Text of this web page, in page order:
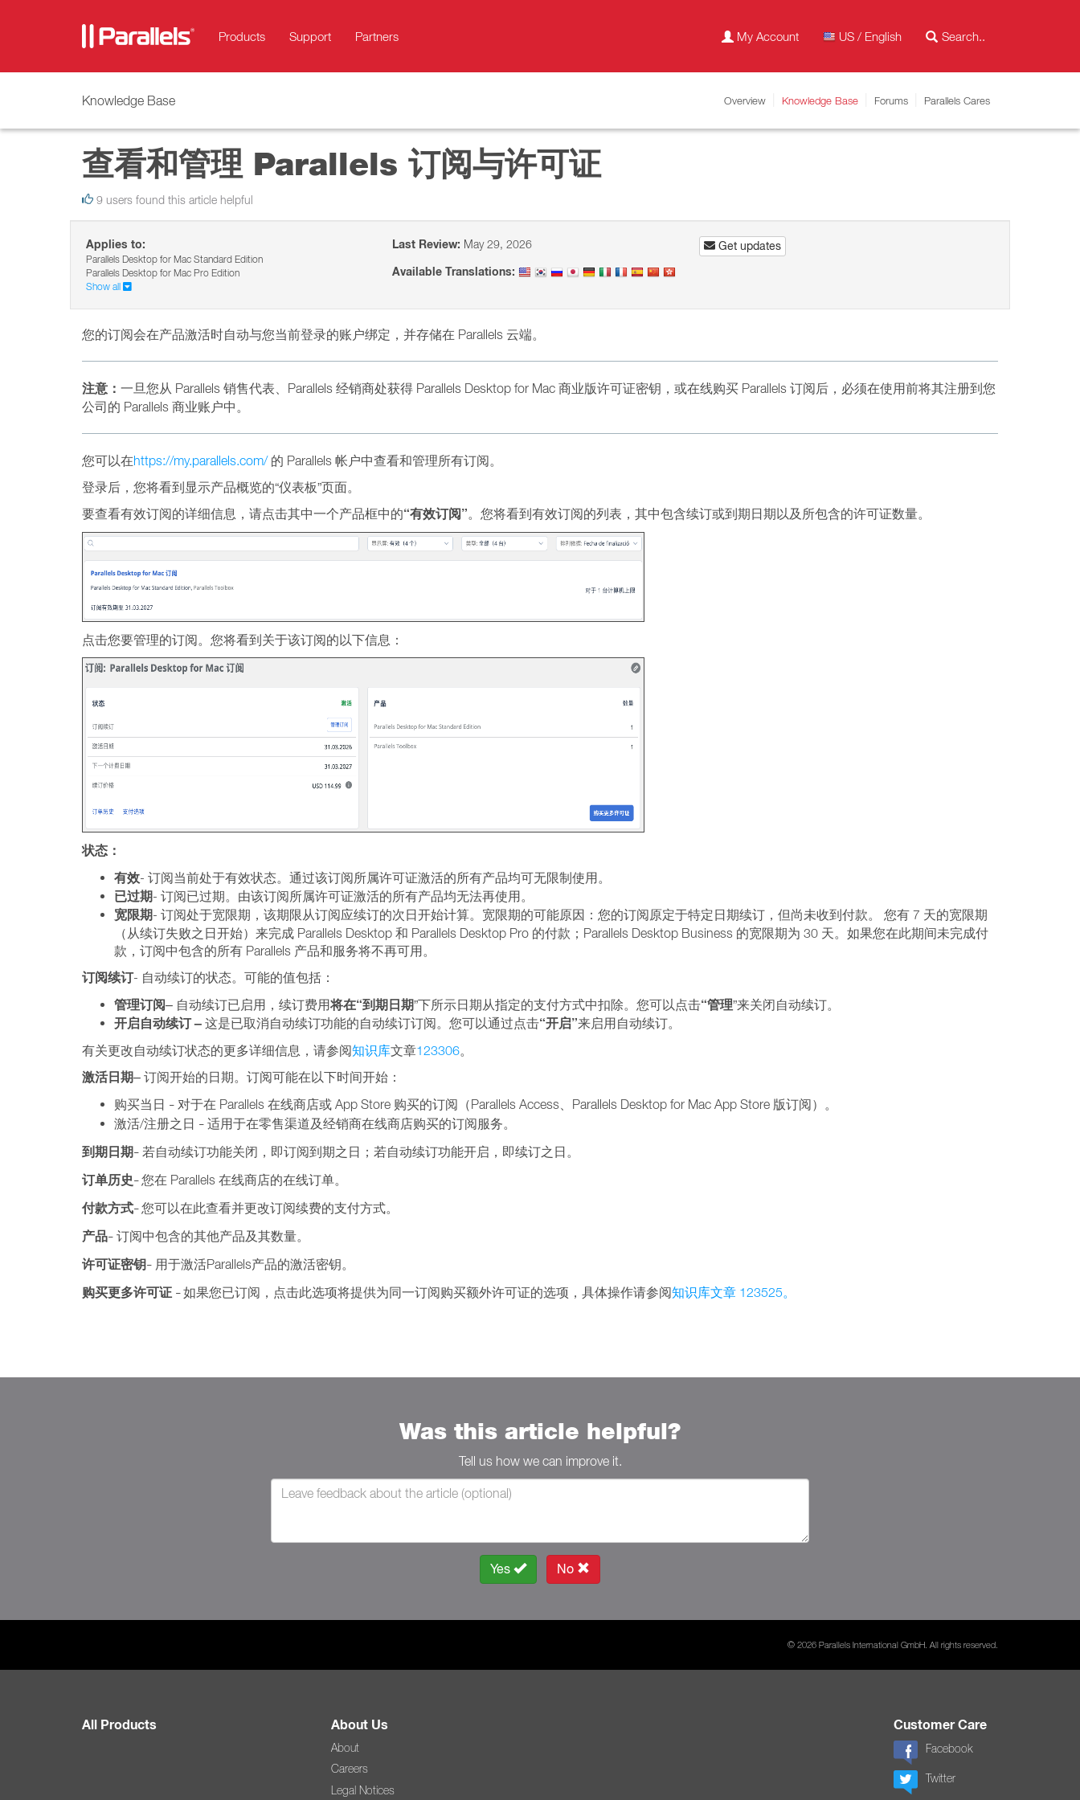
Products Support Partners My Account US / English
Knowledge Base Overview Knowledge Base Forums Parallels Cares
查看和管理 Parallels 订阅与许可证
9 users found this article helpful
Applies to:
Parallels Desktop for Mac Standard Edition
Parallels Desktop for Mac Pro Edition
Show all
Last Review: May 29, 2026
Available Translations:
Get updates
您的订阅会在产品激活时自动与您当前登录的账户绑定，并存储在 Parallels 云端。
注意： 一旦您从 Parallels 销售代表、Parallels 经销商处获得 Parallels Desktop for Mac 商业版许可证密钥，或在线购买 Parallels 订阅后，必须在使用前将其注册到您
公司的 Parallels 商业账户中。
您可以在https://my.parallels.com/的 Parallels 帐户中查看和管理所有订阅。
登录后，您将看到显示产品概览的“仪表板”页面。
要查看有效订阅的详细信息，请点击其中一个产品框中的“有效订阅”。您将看到有效订阅的列表，其中包含续订或到期日期以及所包含的许可证数量。
点击您要管理的订阅。您将看到关于该订阅的以下信息：
状态：
有效- 订阅当前处于有效状态。通过该订阅所属许可证激活的所有产品均可无限制使用。
已过期- 订阅已过期。由该订阅所属许可证激活的所有产品均无法再使用。
宽限期- 订阅处于宽限期，该期限从订阅应续订的次日开始计算。宽限期的可能原因：您的订阅原定于特定日期续订，但尚未收到付款。 您有 7 天的宽限期
（从续订失败之日开始）来完成 Parallels Desktop 和 Parallels Desktop Pro 的付款；Parallels Desktop Business 的宽限期为 30 天。如果您在此期间未完成付
款，订阅中包含的所有 Parallels 产品和服务将不再可用。
订阅续订- 自动续订的状态。可能的值包括：
管理订阅– 自动续订已启用，续订费用将在“到期日期”下所示日期从指定的支付方式中扣除。您可以点击“管理”来关闭自动续订。
开启自动续订 – 这是已取消自动续订功能的自动续订订阅。您可以通过点击“开启”来启用自动续订。
有关更改自动续订状态的更多详细信息，请参阅知识库文章123306。
激活日期– 订阅开始的日期。订阅可能在以下时间开始：
购买当日 – 对于在 Parallels 在线商店或 App Store 购买的订阅（Parallels Access、Parallels Desktop for Mac App Store 版订阅）。
激活/注册之日 – 适用于在零售渠道及经销商在线商店购买的订阅服务。
到期日期– 若自动续订功能关闭，即订阅到期之日；若自动续订功能开启，即续订之日。
订单历史 – 您在 Parallels 在线商店的在线订单。
付款方式– 您可以在此查看并更改订阅续费的支付方式。
产品– 订阅中包含的其他产品及其数量。
许可证密钥– 用于激活Parallels产品的激活密钥。
购买更多许可证 – 如果您已订阅，点击此选项将提供为同一订阅购买额外许可证的选项，具体操作请参阅知识库文章 123525。
Was this article helpful?
Tell us how we can improve it.
Yes No
© 2026 Parallels International GmbH. All rights reserved.
All Products About Us
About
Careers
Legal Notices
Customer Care
Facebook
Twitter